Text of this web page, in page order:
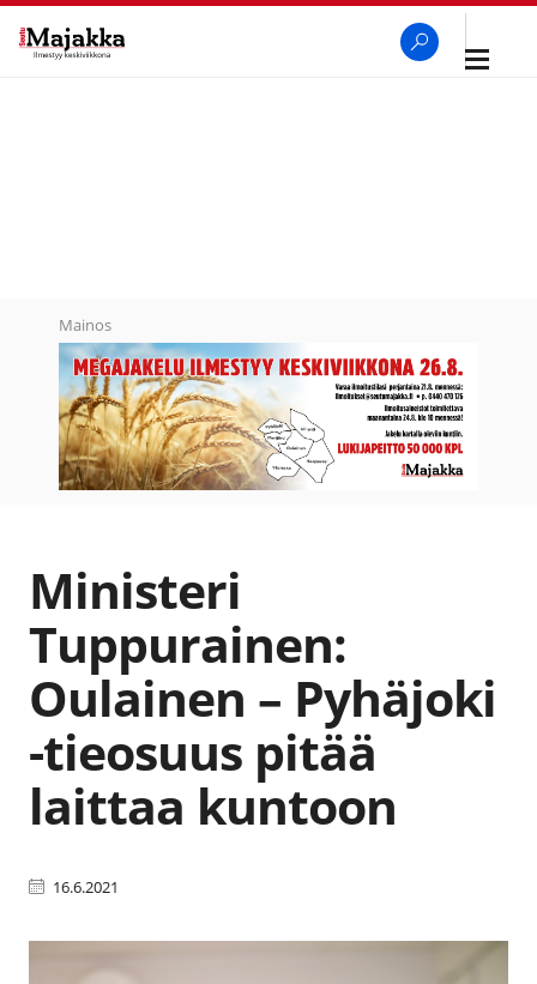
Avaa
Mainos
Ministeri
Tuppurainen:
Oulainen – Pyhäjoki
-tieosuus pitää
laittaa kuntoon
16.6.2021